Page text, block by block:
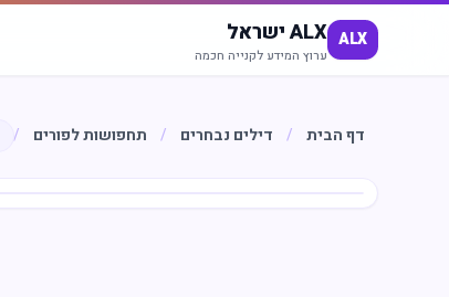
ALX ALX ישראל
ערוץ המידע לקנייה חכמה
דף הבית / דילים נבחרים / תחפושות לפורים /